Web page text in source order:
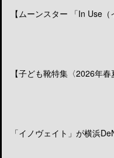
【ムーンスター 「In Use
【子ども靴特集〈2026年
「イノヴェイト」が横浜